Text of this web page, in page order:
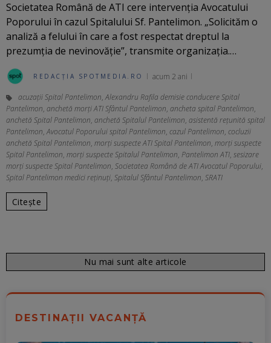
Societatea Română de ATI cere intervenția Avocatului
Poporului în cazul Spitalului Sf. Pantelimon. „Solicităm o
analiză a felului în care a fost respectat dreptul la
prezumția de nevinovăție”, transmite organizația.…
REDACȚIA SPOTMEDIA.RO acum 2 ani
acuzații Spital Pantelimon,Alexandru Rafila demisie conducere Spital
Pantelimon, anchetă morți ATI Sfântul Pantelimon, ancheta spital Pantelimon,
anchetă Spital Pantelimon, anchetă Spitalul Pantelimon, asistentă rețunită spital
Pantelimon,Avocatul Poporului spital Pantelimon, cazul Pantelimon, cocluzii
anchetă Spital Pantelimon, morți suspecte ATI Spital Pantelimon, morți suspecte
Spital Pantelimon, morți suspecte Spitalul Pantelimon, Pantelimon ATI, sesizare
morți suspecte Spital Pantelimon, Societatea Română de ATI Avocatul Poporului,
Spital Pantelimon medici reținuți, Spitalul Sfântul Pantelimon, SRATI
Citește
Nu mai sunt alte articole
DESTINAȚII VACANȚĂ